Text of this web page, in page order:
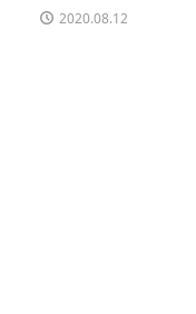
2020.08.12